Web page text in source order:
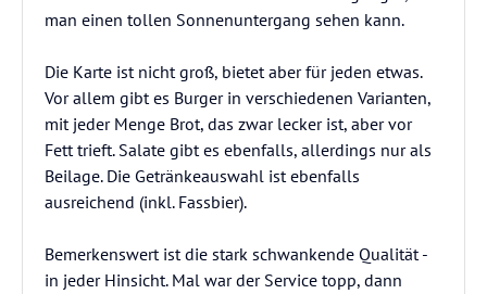
man einen tollen Sonnenuntergang sehen kann.
Die Karte ist nicht groß, bietet aber für jeden etwas.
Vor allem gibt es Burger in verschiedenen Varianten,
mit jeder Menge Brot, das zwar lecker ist, aber vor
Fett trieft. Salate gibt es ebenfalls, allerdings nur als
Beilage. Die Getränkeauswahl ist ebenfalls
ausreichend (inkl. Fassbier).
Bemerkenswert ist die stark schwankende Qualität -
in jeder Hinsicht. Mal war der Service topp, dann